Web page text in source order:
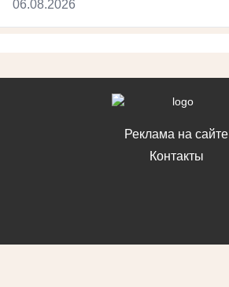
06.08.2026
Реклама на сайте
Контакты